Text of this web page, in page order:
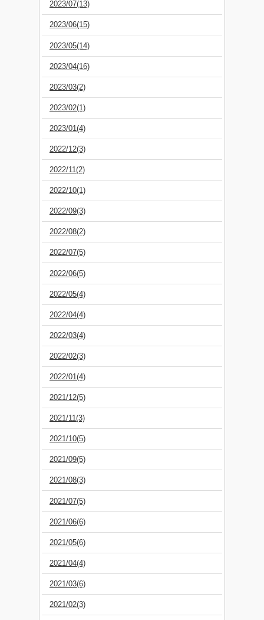
2023/07(13)
2023/06(15)
2023/05(14)
2023/04(16)
2023/03(2)
2023/02(1)
2023/01(4)
2022/12(3)
2022/11(2)
2022/10(1)
2022/09(3)
2022/08(2)
2022/07(5)
2022/06(5)
2022/05(4)
2022/04(4)
2022/03(4)
2022/02(3)
2022/01(4)
2021/12(5)
2021/11(3)
2021/10(5)
2021/09(5)
2021/08(3)
2021/07(5)
2021/06(6)
2021/05(6)
2021/04(4)
2021/03(6)
2021/02(3)